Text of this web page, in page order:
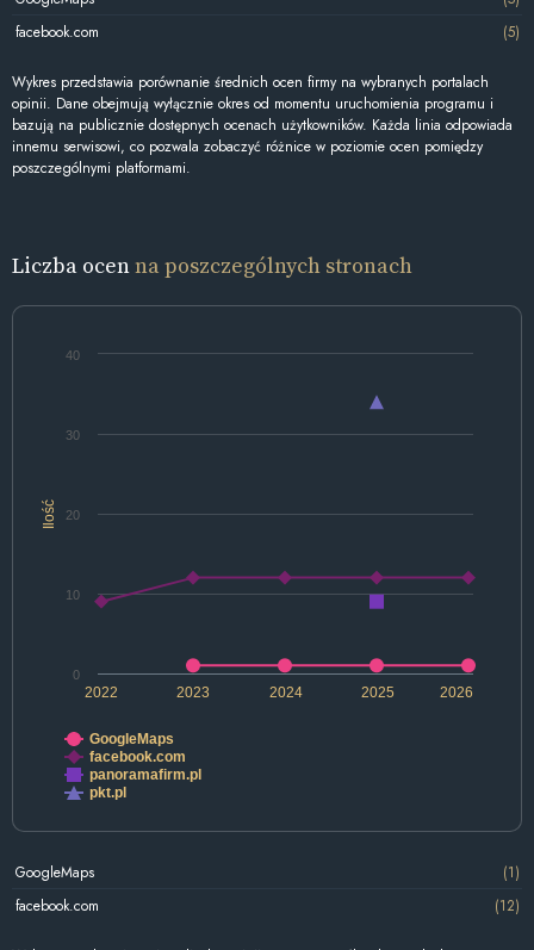
facebook.com
(5)
Wykres przedstawia porównanie średnich ocen firmy na wybranych portalach
opinii. Dane obejmują wyłącznie okres od momentu uruchomienia programu i
bazują na publicznie dostępnych ocenach użytkowników. Każda linia odpowiada
innemu serwisowi, co pozwala zobaczyć różnice w poziomie ocen pomiędzy
poszczególnymi platformami.
Liczba ocenna poszczególnych stronach
Ilość
2022 2024 2026
2023 2025
0
10
20
30
40
GoogleMaps
facebook.com
panoramafirm.pl
pkt.pl
GoogleMaps
(1)
facebook.com
(12)